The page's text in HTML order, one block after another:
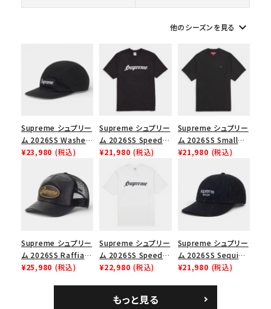
他のシーズンを見る keyboard_arrow_down
Supreme シュプリー
ム 2026SS Washed
Chino Twill Camp
ノツイル キャンプキャ
ップ ブラック
¥23,980 (税込)
Supreme シュプリー
ム 2026SS Speed
Tee スピードTシャツ
¥21,980 (税込)
Supreme シュプリー
ム 2026SS Small
Box Tee スモールボ
¥21,980 (税込)
Supreme シュプリー
ム 2026SS Raffia
Mesh Back 5-Panel
¥25,980 (税込)
Supreme シュプリー
ム 2026SS Speed
Tee スピードTシャツ
¥22,980 (税込)
Supreme シュプリー
ム 2026SS Sequin
Denim Classic
シックロゴ 6パネルキ
¥21,980 (税込)
もっと見る